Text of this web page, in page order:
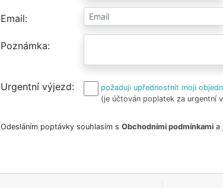
Email
Poznámka
Urgentní výjezd
požaduji upřednostnit moji
(je účtován poplatek za urgentní
Odesláním poptávky souhlasím s Obchodními podmínkamia